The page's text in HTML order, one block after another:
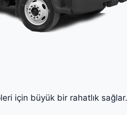
için büyük bir rahatlık